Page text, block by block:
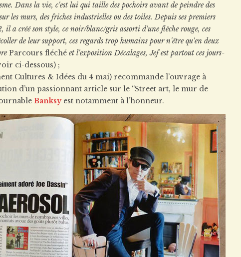
Dans la vie, c'est lui qui taille des pochoirs avant de peindre des
les murs, des friches industrielles ou des toiles. Depuis ses premiers
il a créé son style, ce noir/blanc/gris assorti d'une flèche rouge, ces
de leur support, ces regards trop humains pour n'être qu'en deux
Parcours fléché et l'exposition Décalages, Jef est partout ces jours-
ci-dessous) ;
Cultures & Idées du 4 mai) recommande l’ouvrage à
d’un passionnant article sur le “Street art, le mur de
Banksyest notamment à l’honneur.